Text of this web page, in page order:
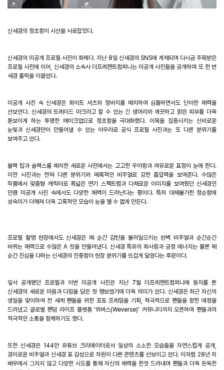
신세경의 청초함이 시선을 사로잡았다.
신세경의 미공개 프로필 사진이 화제다.지난8일 신세경의 SNS에 게재되며 다시금 주목받은
프로필 사진에 이어
신세경의 소속사 더프레젠트컴퍼니는 미공개 사진들을 공개하며 또 한 번
세경 홀릭을 이끌었다.
미공개 사진 속 신세경은 화이트 셔츠와 청바지를 매치하여 심플하면서도 단아한 매력을
선보인다. 신세경의 트레이드 마크라고 할 수 있는 긴 생머리와 깨끗하고 맑은 피부를 더욱
돋보이게 하는 투명한 메이크업으로 청초함을 극대화했다. 이목을 집중시키는 신비로운
눈빛과 신세경만이 만들어낼 수 있는 아우라로 공식 프로필 사진과는 또 다른 분위기를
보여주고 있다.
블랙 탑과 슬랙스를 매치한 새로운 사진에서는 고고한 우아함과 여유로운 표정이 눈에 띈다.
이전 사진과는 전혀 다른 분위기와 매혹적인 비주얼로 강한 흡입력을 보여준다. 수많은
작품에서 맞춤형 캐릭터로 폭넓은 연기 스펙트럼과 다채로운 이미지를 보여줬던 신세경인
만큼 미공개 사진 속에서도 다양한 매력이 드러난다는 평이다. 특히 대체불가한 청순함에
성숙미가 더해져 더욱 고혹적인 모습이 눈을 뗄 수 없게 만든다.
프로필 촬영 현장에서도 신세경은 매 순간 감탄을 불러일으키는 완벽 비주얼과 순간순간
바뀌는 매력으로 수많은A 컷을 만들어냈다. 신세경 특유의 화사함과 긍정 에너지는 물론 매
순간 진심을 다하는 신세경의 진중함이 현장 분위기를 뜨겁게 달궜다는 후문이다.
앞서 공개됐던 프로필과 이번 미공개 사진은 지난7월 더프레젠트컴퍼니에 둥지를 튼
신세경의 새로운 마음과 다짐을 담은 첫 행보였기에 더욱 의미가 있다. 신세경은 최근 자신의
생일을 맞이하여 전 세계 팬들을 위한 포토 프레임을 기획
적극적으로 팬들을 향한 애정을
드러냈고 글로벌 팬덤 라이프 플랫폼‘위버스(Weverse)’ 커뮤니티까지 오픈하며 팬들과의
적극적인 소통을 함께하기도 했다.
또한 신세경은 144만 유튜브 크리에이터로서 일상의 소소한 모습들을 자연스럽게 공개
경이로운 비주얼과 신세경 표 감성으로 차원이 다른 콘텐츠를 선보이고 있다. 이처럼 28년 차
배우에서 그치지 않고 다양한 시도를 통해 자신의 매력을 한껏 드러내며 팬들과 더욱 돈독한